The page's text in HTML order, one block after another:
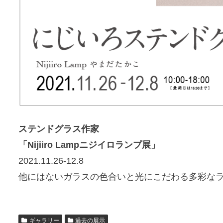
ステンドグラス作家
「Nijiiro Lampニジイロランプ展」
2021.11.26-12.8
他にはないガラスの色合いと光にこだわる多彩な
ギャラリー 過去の展示